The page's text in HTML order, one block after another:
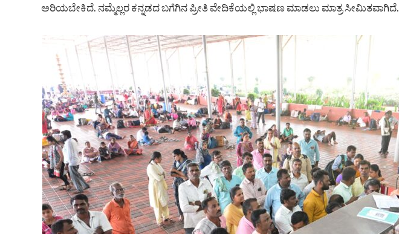
ಅರಿಯಬೇಕಿದೆ. ನಮ್ಮೆಲ್ಲರ ಕನ್ನಡದ ಬಗೆಗಿನ ಪ್ರೀತಿ ವೇದಿಕೆಯಲ್ಲಿ ಭಾಷಣ ಮಾಡಲು ಮಾತ್ರ ಸೀಮಿತವಾಗಿದೆ.